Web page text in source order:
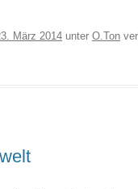
März 2014 unter O.Ton